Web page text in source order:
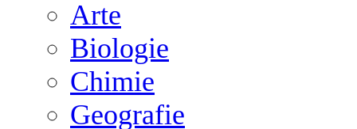
Arte
Biologie
Chimie
Geografie